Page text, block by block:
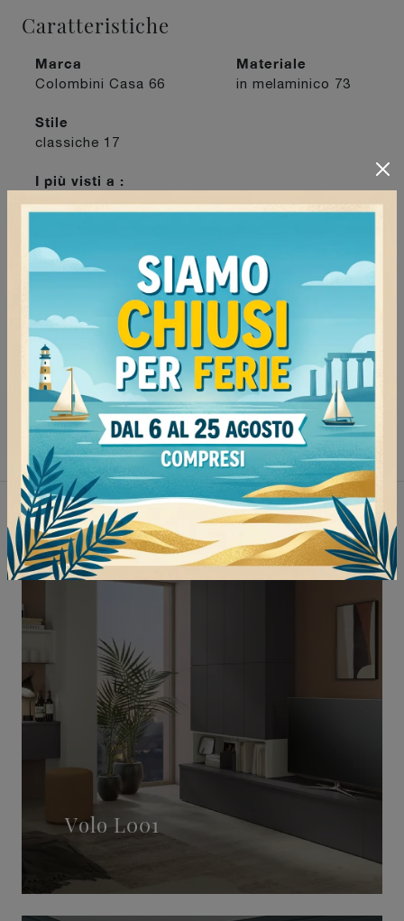
Caratteristiche
Marca
Colombini Casa 66
Materiale
in melaminico 73
Stile
classiche 17
I più visti a :
Mede Milano69 Mortara
Continua a navigare
Pareti attrezzate Colombini Casa Milano
Pareti attrezzate Colombini Casa Mede
Pareti attrezzate Colombini Casa Tortona
Pareti attrezzate Colombini Casa Mortara
Non perderti anche:
Volo L001